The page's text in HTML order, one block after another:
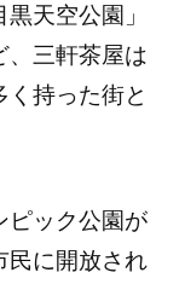
天空公園」
、三軒茶屋は
持った街と
ピック公園が
民に開放され